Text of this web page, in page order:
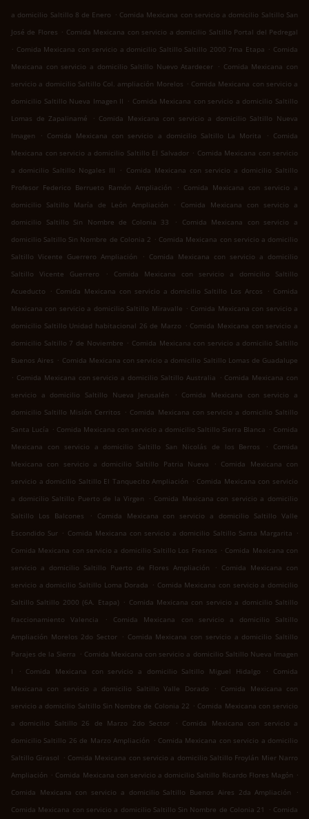
a domicilio Saltillo 8 de Enero . Comida Mexicana con servicio a domicilio Saltillo San
José de Flores . Comida Mexicana con servicio a domicilio Saltillo Portal del Pedregal
. Comida Mexicana con servicio a domicilio Saltillo Saltillo 2000 7ma Etapa . Comida
Mexicana con servicio a domicilio Saltillo Nuevo Atardecer . Comida Mexicana con
servicio a domicilio Saltillo Col. ampliación Morelos . Comida Mexicana con servicio a
domicilio Saltillo Nueva Imagen II . Comida Mexicana con servicio a domicilio Saltillo
Lomas de Zapalinamé
. Comida Mexicana con servicio a domicilio Saltillo Nueva
Imagen
. Comida Mexicana con servicio a domicilio Saltillo La Morita . Comida
Mexicana con servicio a domicilio Saltillo El Salvador . Comida Mexicana con servicio
a domicilio Saltillo Nogales III
. Comida Mexicana con servicio a domicilio Saltillo
Profesor Federico Berrueto Ramón Ampliación
. Comida Mexicana con servicio a
domicilio Saltillo María de León Ampliación
.
Comida Mexicana con servicio a
domicilio Saltillo Sin Nombre de Colonia 33
.
Comida Mexicana con servicio a
domicilio Saltillo Sin Nombre de Colonia 2 . Comida Mexicana con servicio a domicilio
Saltillo Vicente Guerrero Ampliación
. Comida Mexicana con servicio a domicilio
Saltillo Vicente Guerrero
.
Comida Mexicana con servicio a domicilio Saltillo
Acueducto
. Comida Mexicana con servicio a domicilio Saltillo Los Arcos . Comida
Mexicana con servicio a domicilio Saltillo Miravalle . Comida Mexicana con servicio a
domicilio Saltillo Unidad habitacional 26 de Marzo . Comida Mexicana con servicio a
domicilio Saltillo 7 de Noviembre . Comida Mexicana con servicio a domicilio Saltillo
Buenos Aires . Comida Mexicana con servicio a domicilio Saltillo Lomas de Guadalupe
. Comida Mexicana con servicio a domicilio Saltillo Australia . Comida Mexicana con
servicio a domicilio Saltillo Nueva Jerusalén
. Comida Mexicana con servicio a
domicilio Saltillo Misión Cerritos . Comida Mexicana con servicio a domicilio Saltillo
Santa Lucía . Comida Mexicana con servicio a domicilio Saltillo Sierra Blanca . Comida
Mexicana con servicio a domicilio Saltillo San Nicolás de los Berros
.
Comida
Mexicana con servicio a domicilio Saltillo Patria Nueva
. Comida Mexicana con
servicio a domicilio Saltillo El Tanquecito Ampliación . Comida Mexicana con servicio
a domicilio Saltillo Puerto de la Virgen
. Comida Mexicana con servicio a domicilio
Saltillo Los Balcones
.
Comida Mexicana con servicio a domicilio Saltillo Valle
Escondido Sur . Comida Mexicana con servicio a domicilio Saltillo Santa Margarita .
Comida Mexicana con servicio a domicilio Saltillo Los Fresnos . Comida Mexicana con
servicio a domicilio Saltillo Puerto de Flores Ampliación
. Comida Mexicana con
servicio a domicilio Saltillo Loma Dorada . Comida Mexicana con servicio a domicilio
Saltillo Saltillo 2000 (6A. Etapa) . Comida Mexicana con servicio a domicilio Saltillo
fraccionamiento Valencia
.
Comida Mexicana con servicio a domicilio Saltillo
Ampliación Morelos 2do Sector . Comida Mexicana con servicio a domicilio Saltillo
Parajes de la Sierra . Comida Mexicana con servicio a domicilio Saltillo Nueva Imagen
I
. Comida Mexicana con servicio a domicilio Saltillo Miguel Hidalgo .
Comida
Mexicana con servicio a domicilio Saltillo Valle Dorado
. Comida Mexicana con
servicio a domicilio Saltillo Sin Nombre de Colonia 22 . Comida Mexicana con servicio
a domicilio Saltillo 26 de Marzo 2do Sector
. Comida Mexicana con servicio a
domicilio Saltillo 26 de Marzo Ampliación . Comida Mexicana con servicio a domicilio
Saltillo Girasol . Comida Mexicana con servicio a domicilio Saltillo Froylán Mier Narro
Ampliación . Comida Mexicana con servicio a domicilio Saltillo Ricardo Flores Magón .
Comida Mexicana con servicio a domicilio Saltillo Buenos Aires 2da Ampliación
.
Comida Mexicana con servicio a domicilio Saltillo Sin Nombre de Colonia 21
. Comida